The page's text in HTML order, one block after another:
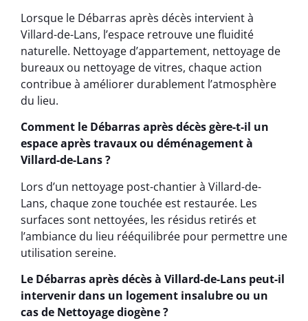
Lorsque le Débarras après décès intervient à
Villard-de-Lans, l’espace retrouve une fluidité
naturelle. Nettoyage d’appartement, nettoyage de
bureaux ou nettoyage de vitres, chaque action
contribue à améliorer durablement l’atmosphère
du lieu.
Comment le Débarras après décès gère-t-il un
espace après travaux ou déménagement à
Villard-de-Lans ?
Lors d’un nettoyage post-chantier à Villard-de-
Lans, chaque zone touchée est restaurée. Les
surfaces sont nettoyées, les résidus retirés et
l’ambiance du lieu rééquilibrée pour permettre une
utilisation sereine.
Le Débarras après décès à Villard-de-Lans peut-il
intervenir dans un logement insalubre ou un
cas de Nettoyage diogène ?